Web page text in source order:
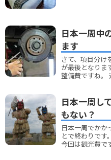
日本一周中
ます
さて、項目分け
が最後となりま
整備費ですね。
日本一周し
もない？
日本一周でかか
とで終わりです
今回は観光費で